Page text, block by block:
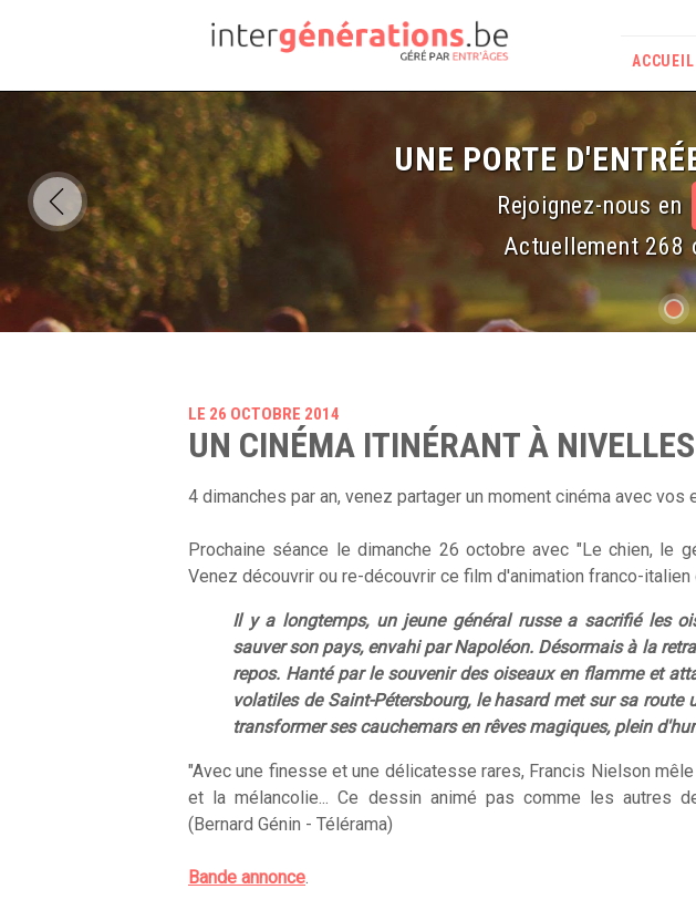
ACCUEIL
UNE PORTE
Rejoignez-nous en
Actuellement 268
LE 26 OCTOBRE 2014
UN CINÉMA ITINÉRANT À
4 dimanches par an, venez partager un moment cinéma avec vos
Prochaine séance le dimanche 26 octobre avec "Le chien, le
Venez découvrir ou re-découvrir ce film d'animation franco-
Il y a longtemps, un jeune général russe a sacrifié les
sauver son pays, envahi par Napoléon. Désormais à la
repos. Hanté par le souvenir des oiseaux en flamme et
volatiles de Saint-Pétersbourg, le hasard met sur sa route
transformer ses cauchemars en rêves magiques, plein
"Avec une finesse et une délicatesse rares, Francis Nielson
et la mélancolie... Ce dessin animé pas comme les autres
(Bernard Génin - Télérama)
Bande annonce.